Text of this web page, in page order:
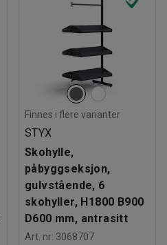
Finnes i flere varianter
STYX
Skohylle,
påbyggseksjon,
gulvstående, 6
skohyller, H1800 B900
D600 mm, antrasitt
Art. nr: 3068707